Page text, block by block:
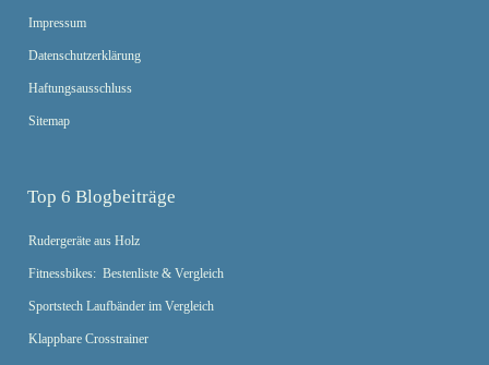
Impressum
Datenschutzerklärung
Haftungsausschluss
Sitemap
Top 6 Blogbeiträge
Rudergeräte aus Holz
Fitnessbikes: Bestenliste & Vergleich
Sportstech Laufbänder im Vergleich
Klappbare Crosstrainer